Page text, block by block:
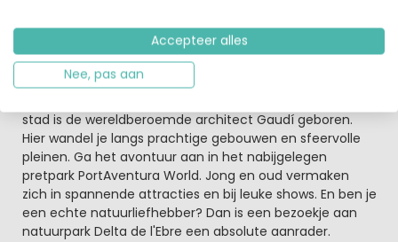
Deze stad staat op de UNESCO-werelderfgoedlijst en is
beroemd om de historische bezienswaardigheden. Zo
vind je hier een Romeinse amfitheater, circus en
aquaduct. Als je van cultuur en architectuur houdt, is
stad is de wereldberoemde architect Gaudí geboren.
Hier wandel je langs prachtige gebouwen en sfeervolle
pleinen. Ga het avontuur aan in het nabijgelegen
pretpark PortAventura World. Jong en oud vermaken
zich in spannende attracties en bij leuke shows. En ben je
een echte natuurliefhebber? Dan is een bezoekje aan
natuurpark Delta de l'Ebre een absolute aanrader.
Accepteer alles
Nee, pas aan